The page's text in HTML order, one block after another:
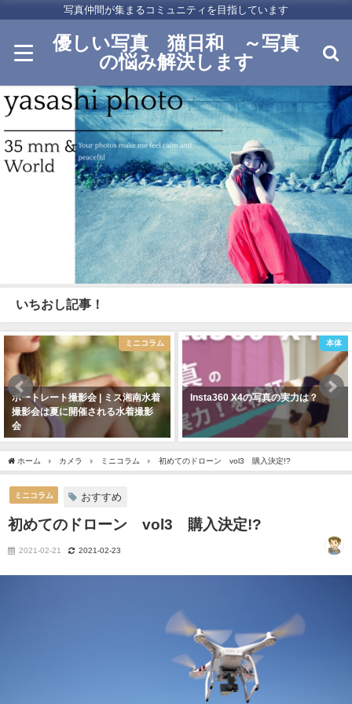
写真仲間が集まるコミュニティを目指しています
優しい写真 猫日和 ～写真
の悩み解決します
いちおし記事！
ミニコラム
ポートレート撮影会 | ミス湘南水着
撮影会は夏に開催される水着撮影
会
本体
Insta360 X4の写真の実力は？
ホーム カメラ ミニコラム 初めてのドローン vol3 購入決定!?
ミニコラム おすすめ
初めてのドローン vol3 購入決定!?
2021-02-21 2021-02-23